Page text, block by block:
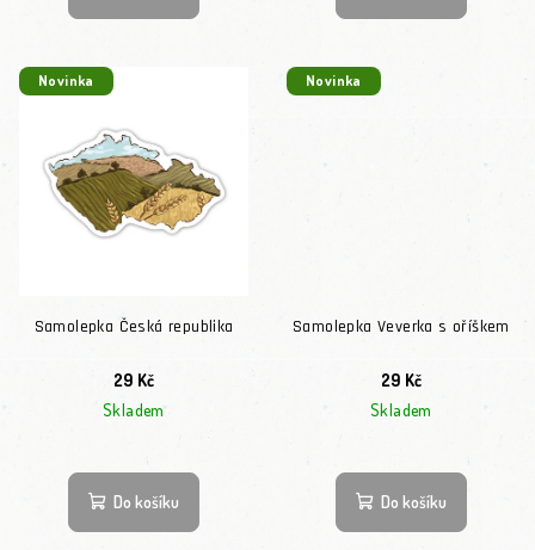
Novinka
Samolepka Česká republika
29 Kč
Skladem
Do košíku
Novinka
Samolepka Veverka s oříškem
29 Kč
Skladem
Do košíku